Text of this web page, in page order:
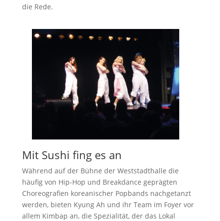
die Rede.
Mit Sushi fing es an
Während auf der Bühne der Weststadthalle die
häufig von Hip-Hop und Breakdance geprägten
Choreografien koreanischer Popbands nachgetanzt
werden, bieten Kyung Ah und ihr Team im Foyer vor
allem Kimbap an, die Spezialität, der das Lokal